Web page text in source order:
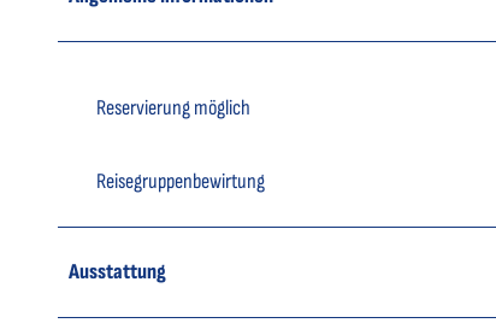
Reservierung möglich
Reisegruppenbewirtung
Ausstattung